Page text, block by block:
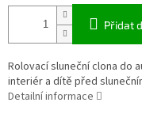
Přidat
Rolovací sluneční clona do
interiér a dítě před
Detailní informace